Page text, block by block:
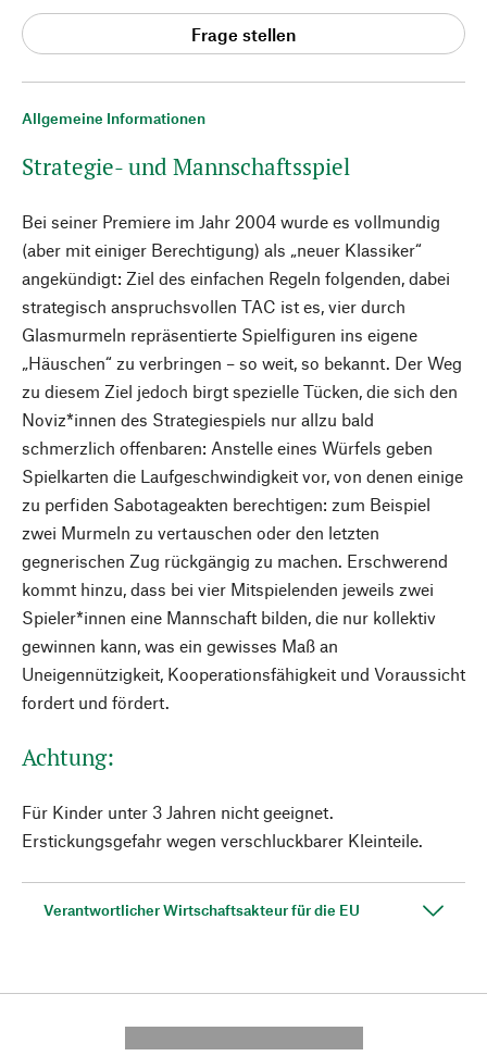
Allgemeine Informationen
Strategie- und Mannschaftsspiel
Bei seiner Premiere im Jahr 2004 wurde es vollmundig
(aber mit einiger Berechtigung) als „neuer Klassiker“
angekündigt: Ziel des einfachen Regeln folgenden, dabei
strategisch anspruchsvollen TAC ist es, vier durch
Glasmurmeln repräsentierte Spielfiguren ins eigene
„Häuschen“ zu verbringen – so weit, so bekannt. Der Weg
zu diesem Ziel jedoch birgt spezielle Tücken, die sich den
Noviz*innen des Strategiespiels nur allzu bald
schmerzlich offenbaren: Anstelle eines Würfels geben
Spielkarten die Laufgeschwindigkeit vor, von denen einige
zu perfiden Sabotageakten berechtigen: zum Beispiel
zwei Murmeln zu vertauschen oder den letzten
gegnerischen Zug rückgängig zu machen. Erschwerend
kommt hinzu, dass bei vier Mitspielenden jeweils zwei
Spieler*innen eine Mannschaft bilden, die nur kollektiv
gewinnen kann, was ein gewisses Maß an
Uneigennützigkeit, Kooperationsfähigkeit und Voraussicht
fordert und fördert.
Achtung:
Für Kinder unter 3 Jahren nicht geeignet.
Erstickungsgefahr wegen verschluckbarer Kleinteile.
Verantwortlicher Wirtschaftsakteur für die EU
Frage stellen